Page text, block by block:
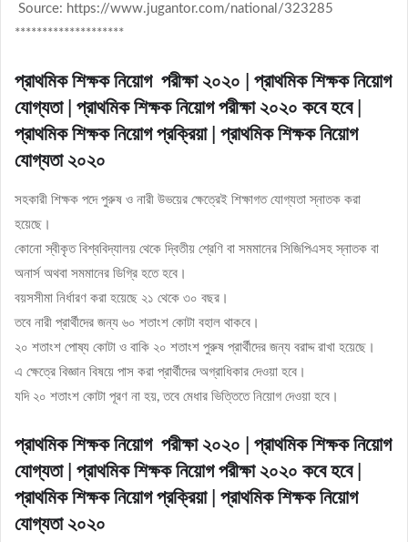
Source: https://www.jugantor.com/national/323285
********************
প্রাথমিক শিক্ষক নিয়োগ পরীক্ষা ২০২০ | প্রাথমিক শিক্ষক নিয়োগ
যোগ্যতা | প্রাথমিক শিক্ষক নিয়োগ পরীক্ষা ২০২০ কবে হবে |
প্রাথমিক শিক্ষক নিয়োগ প্রক্রিয়া | প্রাথমিক শিক্ষক নিয়োগ
যোগ্যতা ২০২০
সহকারী শিক্ষক পদে পুরুষ ও নারী উভয়ের ক্ষেত্রেই শিক্ষাগত যোগ্যতা স্নাতক করা
হয়েছে।
কোনো স্বীকৃত বিশ্ববিদ্যালয় থেকে দ্বিতীয় শ্রেণি বা সমমানের সিজিপিএসহ স্নাতক বা
অনার্স অথবা সমমানের ডিগ্রি হতে হবে।
বয়সসীমা নির্ধারণ করা হয়েছে ২১ থেকে ৩০ বছর।
তবে নারী প্রার্থীদের জন্য ৬০ শতাংশ কোটা বহাল থাকবে।
২০ শতাংশ পোষ্য কোটা ও বাকি ২০ শতাংশ পুরুষ প্রার্থীদের জন্য বরাদ্দ রাখা হয়েছে।
এ ক্ষেত্রে বিজ্ঞান বিষয়ে পাস করা প্রার্থীদের অগ্রাধিকার দেওয়া হবে।
যদি ২০ শতাংশ কোটা পূরণ না হয়, তবে মেধার ভিত্তিতে নিয়োগ দেওয়া হবে।
প্রাথমিক শিক্ষক নিয়োগ পরীক্ষা ২০২০ | প্রাথমিক শিক্ষক নিয়োগ
যোগ্যতা | প্রাথমিক শিক্ষক নিয়োগ পরীক্ষা ২০২০ কবে হবে |
প্রাথমিক শিক্ষক নিয়োগ প্রক্রিয়া | প্রাথমিক শিক্ষক নিয়োগ
যোগ্যতা ২০২০